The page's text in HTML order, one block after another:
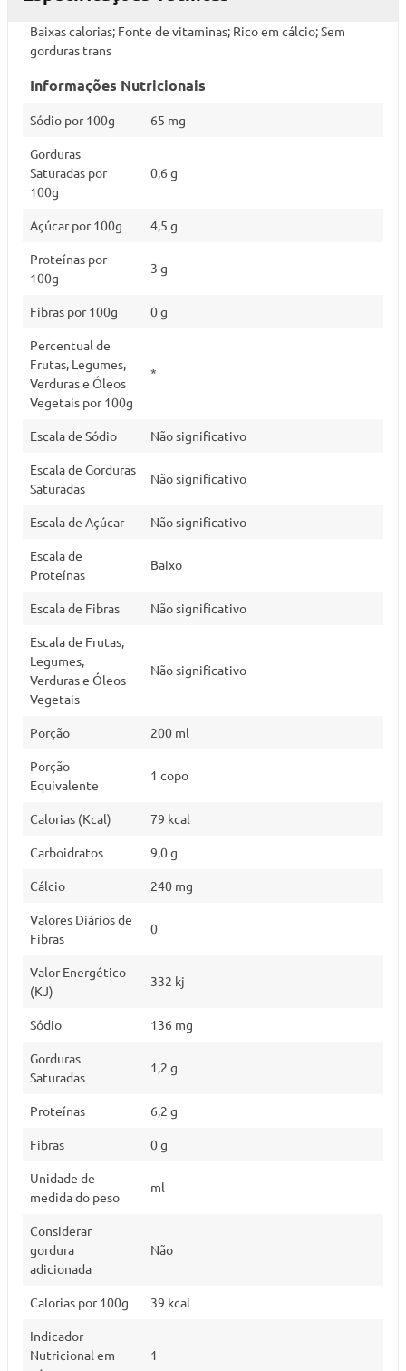
Baixas calorias; Fonte de vitaminas; Rico em cálcio; Sem
gorduras trans
Informações Nutricionais
Sódio por 100g 65 mg
Gorduras
Saturadas por
100g
0,6 g
Açúcar por 100g 4,5 g
Proteínas por
100g
3 g
Fibras por 100g 0 g
Percentual de
Frutas, Legumes,
Verduras e Óleos
Vegetais por 100g
*
Escala de Sódio Não significativo
Escala de Gorduras
Saturadas
Não significativo
Escala de Açúcar Não significativo
Escala de
Proteínas
Baixo
Escala de Fibras Não significativo
Escala de Frutas,
Legumes,
Verduras e Óleos
Vegetais
Não significativo
Porção 200 ml
Porção
Equivalente
1 copo
Calorias (Kcal) 79 kcal
Carboidratos 9,0 g
Cálcio 240 mg
Valores Diários de
Fibras
0
Valor Energético
(KJ)
332 kj
Sódio 136 mg
Gorduras
Saturadas
1,2 g
Proteínas 6,2 g
Fibras 0 g
Unidade de
medida do peso
ml
Considerar
gordura
adicionada
Não
Calorias por 100g 39 kcal
Indicador
Nutricional em
1